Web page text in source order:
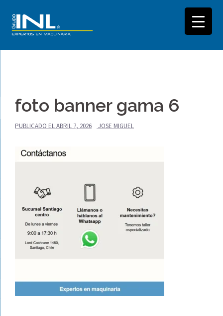
contenidofoto banner gama 6
PUBLICADO ELABRIL 7, 2026 JOSE MIGUEL